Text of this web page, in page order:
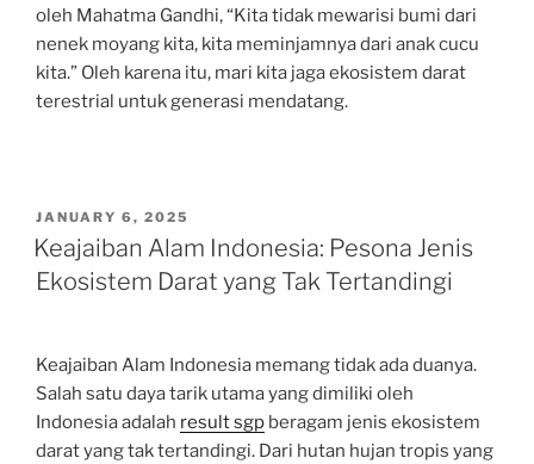
oleh Mahatma Gandhi, “Kita tidak mewarisi bumi dari
nenek moyang kita, kita meminjamnya dari anak cucu
kita.” Oleh karena itu, mari kita jaga ekosistem darat
terestrial untuk generasi mendatang.
POSTED
ON
JANUARY 6, 2025
Keajaiban Alam Indonesia: Pesona Jenis
Ekosistem Darat yang Tak Tertandingi
Keajaiban Alam Indonesia memang tidak ada duanya.
Salah satu daya tarik utama yang dimiliki oleh
Indonesia adalah result sgp beragam jenis ekosistem
darat yang tak tertandingi. Dari hutan hujan tropis yang